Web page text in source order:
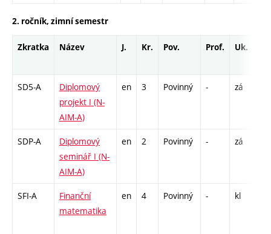
2. ročník, zimní semestr
Zkratka Název J. Kr. Pov. Prof. Uk.
SD5-A
Diplomový
projekt I (N-
AIM-A)
en 3 Povinný - zá
SDP-A
Diplomový
seminář I (N-
AIM-A)
en 2 Povinný - zá
SFI-A
Finanční
matematika
en 4 Povinný - kl